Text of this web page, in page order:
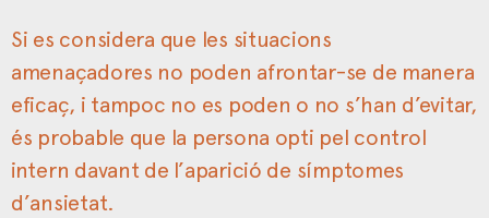
Si es considera que les situacions
amenaçadores no poden afrontar-se de manera
eficaç, i tampoc no es poden o no s’han d’evitar,
és probable que la persona opti pel control
intern davant de l’aparició de símptomes
d’ansietat.